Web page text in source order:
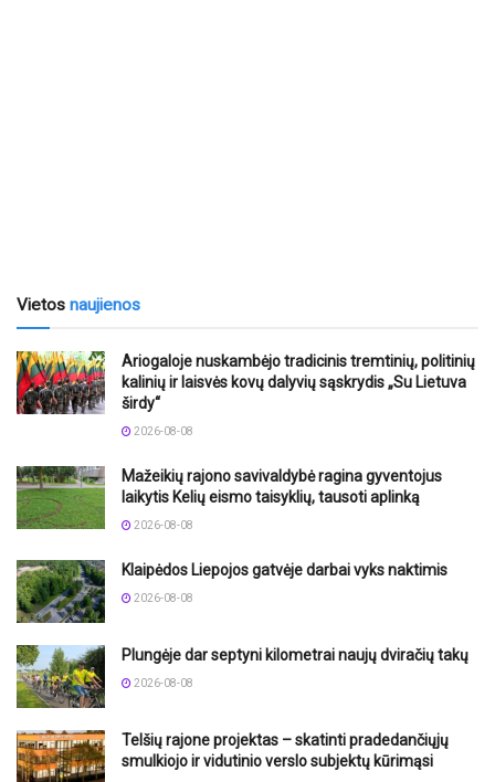
Vietos naujienos
Ariogaloje nuskambėjo tradicinis tremtinių, politinių
kalinių ir laisvės kovų dalyvių sąskrydis „Su Lietuva
širdy“
2026-08-08
Mažeikių rajono savivaldybė ragina gyventojus
laikytis Kelių eismo taisyklių, tausoti aplinką
2026-08-08
Klaipėdos Liepojos gatvėje darbai vyks naktimis
2026-08-08
Plungėje dar septyni kilometrai naujų dviračių takų
2026-08-08
Telšių rajone projektas – skatinti pradedančiųjų
smulkiojo ir vidutinio verslo subjektų kūrimąsi